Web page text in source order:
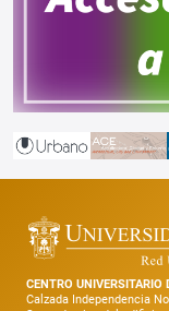
CENTRO UNIVERSITARIO
Calzada Independencia